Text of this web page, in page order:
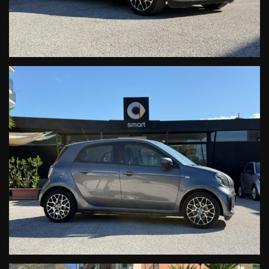
GUIDA+PARKTRONIC+TELECAMERA POSTERIORE+TETTO
SKY+FARI FULL LED+FENDINEBBIA+SENSORE
PIOGGIA+SENSORE LUCI EST.+PACCHETTO LUCI
INTERNO+RETROVISORE INT.
ANTIABBAGLIANTE)
U14 PACK WINTER ( VOLANTE
MULTIFUNZIONE RISCALDABILE+SEDILI
RISCALDABILI+ISOLAMENTO
ABITACOLO AVANZATO)
873 SEDILI RISCALDABILI
877 PACK AMBIENT (LUCI SOFFUSE INTERNO ABITACOLO+LUCI
SOTTOPLANCIA+ LUCI PORTIERE)
H12 TAPPETINI IN VELLUTO
-CONDIZIONI: impeccabili,
-PROVENIENZA: certa e sicura, PROVENIENZA PRIVATO NO canale
commerciale "EX NOLEGGIO", COME QUASI TUTTE LE SMART IN
COMMERCIO.
-PREZZO: vantaggiosissimo.
-KM: certificati per iscritto
-PRECEDENTE UTILIZZO: UNICO PROPRIETARIO
- DSB: OK TUTTI I TAGLIANDI DI MANUTENZIONE EFFETTUATI